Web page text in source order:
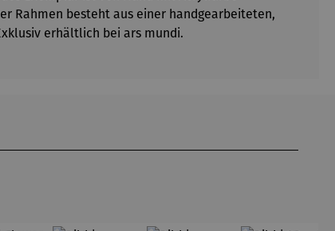
Rahmen besteht aus einer handgearbeiteten,
erhältlich bei ars mundi.